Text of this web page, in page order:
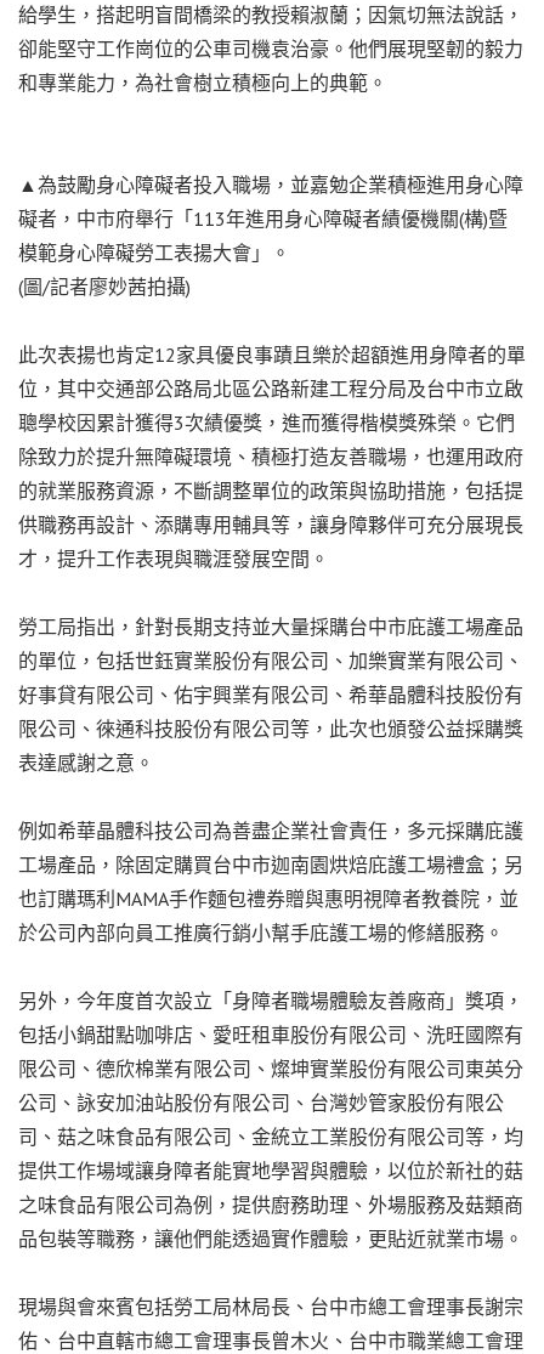
給學生，搭起明盲間橋梁的教授賴淑蘭；因氣切無法說話，
卻能堅守工作崗位的公車司機袁治豪。他們展現堅韌的毅力
和專業能力，為社會樹立積極向上的典範。
▲為鼓勵身心障礙者投入職場，並嘉勉企業積極進用身心障
礙者，中市府舉行「113年進用身心障礙者績優機關(構)暨
模範身心障礙勞工表揚大會」。
(圖/記者廖妙茜拍攝)
此次表揚也肯定12家具優良事蹟且樂於超額進用身障者的單
位，其中交通部公路局北區公路新建工程分局及台中市立啟
聰學校因累計獲得3次績優獎，進而獲得楷模獎殊榮。它們
除致力於提升無障礙環境、積極打造友善職場，也運用政府
的就業服務資源，不斷調整單位的政策與協助措施，包括提
供職務再設計、添購專用輔具等，讓身障夥伴可充分展現長
才，提升工作表現與職涯發展空間。
勞工局指出，針對長期支持並大量採購台中市庇護工場產品
的單位，包括世鈺實業股份有限公司、加樂實業有限公司、
好事貸有限公司、佑宇興業有限公司、希華晶體科技股份有
限公司、徠通科技股份有限公司等，此次也頒發公益採購獎
表達感謝之意。
例如希華晶體科技公司為善盡企業社會責任，多元採購庇護
工場產品，除固定購買台中市迦南園烘焙庇護工場禮盒；另
也訂購瑪利MAMA手作麵包禮券贈與惠明視障者教養院，並
於公司內部向員工推廣行銷小幫手庇護工場的修繕服務。
另外，今年度首次設立「身障者職場體驗友善廠商」獎項，
包括小鍋甜點咖啡店、愛旺租車股份有限公司、洗旺國際有
限公司、德欣棉業有限公司、燦坤實業股份有限公司東英分
公司、詠安加油站股份有限公司、台灣妙管家股份有限公
司、菇之味食品有限公司、金統立工業股份有限公司等，均
提供工作場域讓身障者能實地學習與體驗，以位於新社的菇
之味食品有限公司為例，提供廚務助理、外場服務及菇類商
品包裝等職務，讓他們能透過實作體驗，更貼近就業市場。
現場與會來賓包括勞工局林局長、台中市總工會理事長謝宗
佑、台中直轄市總工會理事長曾木火、台中市職業總工會理